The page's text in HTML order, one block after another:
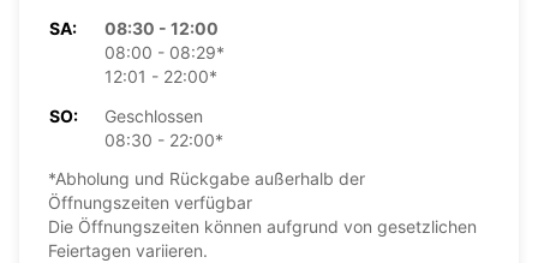
SA:
08:30 - 12:00
08:00 - 08:29*
12:01 - 22:00*
SO:
Geschlossen
08:30 - 22:00*
*Abholung und Rückgabe außerhalb der
Öffnungszeiten verfügbar
Die Öffnungszeiten können aufgrund von gesetzlichen
Feiertagen variieren.